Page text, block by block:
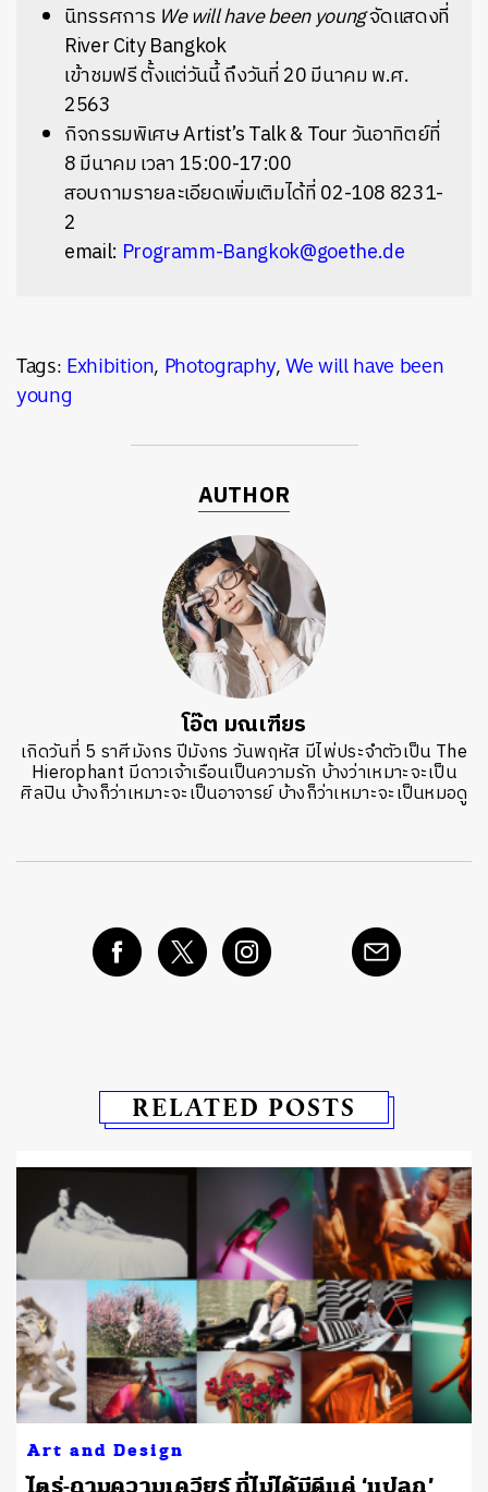
นิทรรศการ We will have been youngจัดแสดงที่
River City Bangkok
เข้าชมฟรี ตั้งแต่วันนี้ ถึงวันที่ 20 มีนาคม พ.ศ.
2563
กิจกรรมพิเศษ Artist’s Talk & Tour วันอาทิตย์ที่
8 มีนาคม เวลา 15:00-17:00
สอบถามรายละเอียดเพิ่มเติมได้ที่ 02-108 8231-
2
email: Programm-Bangkok@goethe.de
Tags:Exhibition, Photography,We will have been
young
AUTHOR
โอ๊ต มณเฑียร
เกิดวันที่ 5 ราศีมังกร ปีมังกร วันพฤหัส มีไพ่ประจำตัวเป็น The
Hierophant มีดาวเจ้าเรือนเป็นความรัก บ้างว่าเหมาะจะเป็น
ศิลปิน บ้างก็ว่าเหมาะจะเป็นอาจารย์ บ้างก็ว่าเหมาะจะเป็นหมอดู
RELATED POSTS
Art and Design
ไตร่-ถามความเควียร์ ที่ไม่ได้มีดีแค่ ‘แปลก’